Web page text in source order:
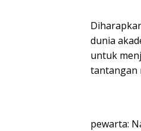
dunia
untuk
tantangan
pewarta: